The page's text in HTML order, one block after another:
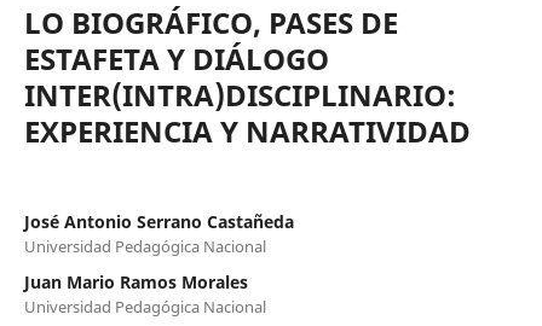
LO BIOGRÁFICO, PASES DE
ESTAFETA Y DIÁLOGO
INTER(INTRA)DISCIPLINARIO:
EXPERIENCIA Y NARRATIVIDAD
José Antonio Serrano Castañeda
Universidad Pedagógica Nacional
Juan Mario Ramos Morales
Universidad Pedagógica Nacional